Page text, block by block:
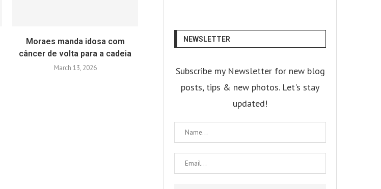
Moraes manda idosa com
câncer de volta para a cadeia
March 13, 2026
NEWSLETTER
Subscribe my Newsletter for new blog
posts, tips & new photos. Let's stay
updated!